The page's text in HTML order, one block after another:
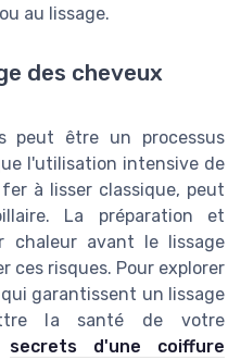
au lissage.
des cheveux
peut être un processus
l'utilisation intensive de
à lisser classique, peut
La préparation et
chaleur avant le lissage
ces risques. Pour explorer
garantissent un lissage
la santé de votre
secrets d'une coiffure